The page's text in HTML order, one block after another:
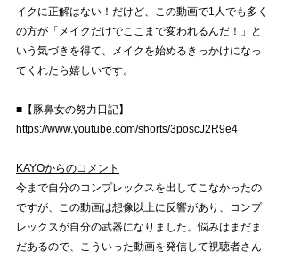
イクに正解はない！だけど、この動画で1人でも多く
の方が「メイクだけでここまで変われるんだ！」と
いう気づきを得て、メイクを始めるきっかけになっ
てくれたら嬉しいです。
■【豚鼻女の努力日記】
https://www.youtube.com/shorts/3poscJ2R9e4
KAYOからのコメント
今まで自分のコンプレックスを出してこなかったの
ですが、この動画は想像以上に反響があり、コンプ
レックスが自分の武器になりました。悩みはまだま
だあるので、こういった動画を発信して視聴者さん